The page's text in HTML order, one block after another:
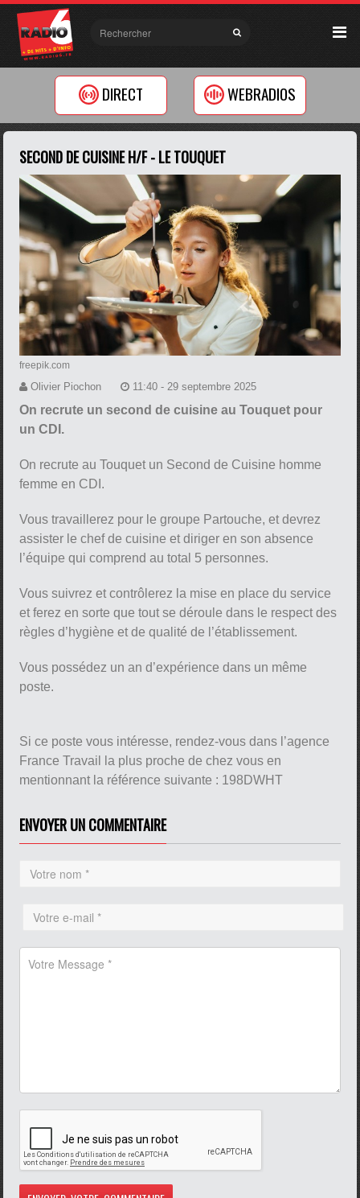
DIRECT WEBRADIOS
SECOND DE CUISINE H/F - LE TOUQUET
freepik.com
Olivier Piochon 11:40 - 29 septembre 2025
On recrute un second de cuisine au Touquet pour
un CDI.
On recrute au Touquet un Second de Cuisine homme
femme en CDI.
Vous travaillerez pour le groupe Partouche, et devrez
assister le chef de cuisine et diriger en son absence
l’équipe qui comprend au total 5 personnes.
Vous suivrez et contrôlerez la mise en place du service
et ferez en sorte que tout se déroule dans le respect des
règles d’hygiène et de qualité de l’établissement.
Vous possédez un an d’expérience dans un même
poste.
Si ce poste vous intéresse, rendez-vous dans l’agence
France Travail la plus proche de chez vous en
mentionnant la référence suivante : 198DWHT
ENVOYER UN COMMENTAIRE